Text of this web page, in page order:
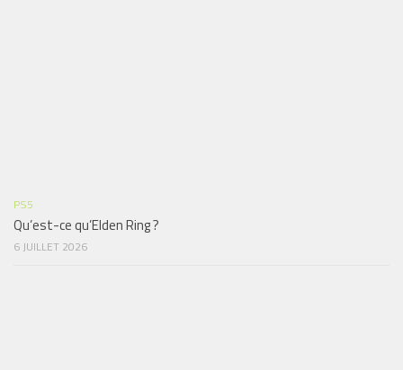
PS5
Qu’est-ce qu’Elden Ring ?
6 JUILLET 2026